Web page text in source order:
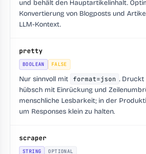
und behält den Hauptartikelinhalt.
Konvertierung von Blogposts und
LLM-Kontext.
pretty
BOOLEAN FALSE
Nur sinnvoll mit format=json . Druckt
hübsch mit Einrückung und
menschliche Lesbarkeit; in der
um Responses klein zu halten.
scraper
STRING OPTIONAL